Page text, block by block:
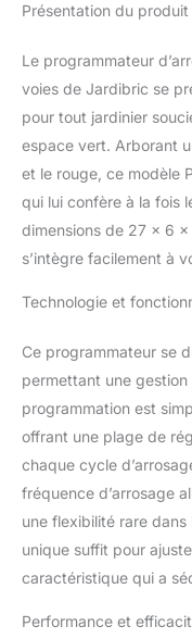
Présentation du produit
Le programmateur
voies de Jardibric se
pour tout jardinier
espace vert. Arborant
et le rouge, ce modèle
qui lui confère à la fois
dimensions de 27 x 6
s’intègre facilement à
Technologie et
Ce programmateur se
permettant une
programmation est
offrant une plage de
chaque cycle
fréquence d’arrosage
une flexibilité rare dans
unique suffit pour
caractéristique qui a
Performance et